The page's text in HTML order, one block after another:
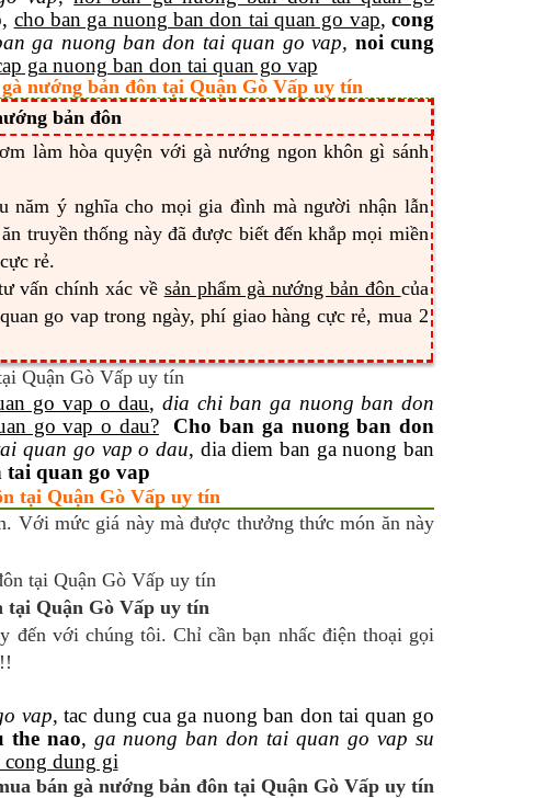
, cho ban ga nuong ban don tai quan go vap,cong
ga nuong ban don tai quan go vap, noi cung
ga nuong ban don tai quan go vap
nướng bản đôn tại Quận Gò Vấp uy tín
bản đôn
làm hòa quyện với gà nướng ngon khôn gì sánh
năm ý nghĩa cho mọi gia đình mà người nhận lẫn
truyền thống này đã được biết đến khắp mọi miền
rẻ.
vấn chính xác về sản phẩm gà nướng bản đôn của
go vap trong ngày, phí giao hàng cực rẻ, mua 2
go vap o dau, dia chi ban ga nuong ban don
go vap o dau?
Cho ban ga nuong ban don
quan go vap o dau, dia diem ban ga nuong ban
tai quan go vap
tại Quận Gò Vấp uy tín
Với mức giá này mà được thưởng thức món ăn này
tại Quận Gò Vấp uy tín
đến với chúng tôi. Chỉ cần bạn nhấc điện thoại gọi
vap, tac dung cua ga nuong ban don tai quan go
the nao, ga nuong ban don tai quan go vap su
cong dung gi
bán gà nướng bản đôn tại Quận Gò Vấp uy tín